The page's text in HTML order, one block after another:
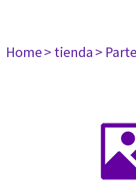
Home> tienda>